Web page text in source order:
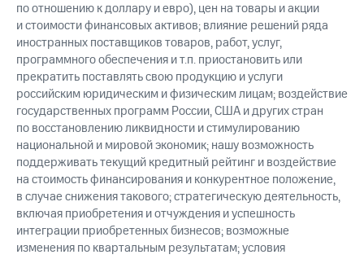
по отношению к доллару и евро), цен на товары и акции
и стоимости финансовых активов; влияние решений ряда
иностранных поставщиков товаров, работ, услуг,
программного обеспечения и т.п. приостановить или
прекратить поставлять свою продукцию и услуги
российским юридическим и физическим лицам; воздействие
государственных программ России, США и других стран
по восстановлению ликвидности и стимулированию
национальной и мировой экономик; нашу возможность
поддерживать текущий кредитный рейтинг и воздействие
на стоимость финансирования и конкурентное положение,
в случае снижения такового; стратегическую деятельность,
включая приобретения и отчуждения и успешность
интеграции приобретенных бизнесов; возможные
изменения по квартальным результатам; условия